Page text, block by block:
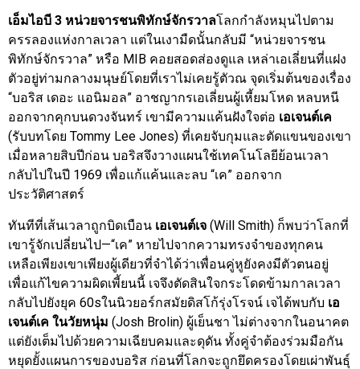
เอ็มไอบี 3 หน่วยจารชนพิทักษ์จักรวาลโลกกำลังหมุนไปตาม
ครรลองแห่งกาลเวลา แต่ในเงามืดนั้นกลับมี “หน่วยจารชน
พิทักษ์จักรวาล” หรือ MIB คอยสอดส่องดูแล เหล่าเอเลี่ยนที่แฝง
ตัวอยู่ท่ามกลางมนุษย์โดยที่เราไม่เคยรู้ตัวณ จุดเริ่มต้นของเรื่อง
“บอริส เดอะ แอนิมอล” อาชญากรเอเลี่ยนผู้เหี้ยมโหด หลบหนี
ออกจากคุกบนดวงจันทร์ เขามีความแค้นฝังใจต่อ เอเจนต์เค
(รับบทโดย Tommy Lee Jones) ที่เคยจับกุมและตัดแขนของเขา
เมื่อหลายสิบปีก่อน บอริสจึงวางแผนใช้เทคโนโลยีย้อนเวลา
กลับไปในปี 1969 เพื่อแก้แค้นและลบ “เค” ออกจาก
ประวัติศาสตร์
ทันทีที่เส้นเวลาถูกบิดเบือน เอเจนต์เจ (Will Smith) ก็พบว่าโลกที่
เขารู้จักเปลี่ยนไป—“เค” หายไปจากความทรงจำของทุกคน
เหลือเพียงเขาเพียงผู้เดียวที่จำได้ว่าเพื่อนคู่หูยังคงมีตัวตนอยู่
เพื่อแก้ไขความผิดเพี้ยนนี้ เจจึงตัดสินใจกระโดดข้ามกาลเวลา
กลับไปยังยุค 60sในนิวยอร์กสมัยดิสโก้รุ่งโรจน์ เจได้พบกับ เอ
เจนต์เค ในวัยหนุ่ม (Josh Brolin) ผู้เย็นชา ไม่ต่างจากในอนาคต
แต่ยังเต็มไปด้วยความเฉียบคมและดุดัน ทั้งคู่จำต้องร่วมมือกัน
หยุดยั้งแผนการของบอริส ก่อนที่โลกจะถูกยึดครองโดยเผ่าพันธุ์